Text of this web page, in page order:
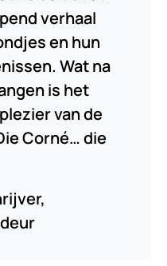
verhaal
en hun
Wat na
is het
van de
Corné… die